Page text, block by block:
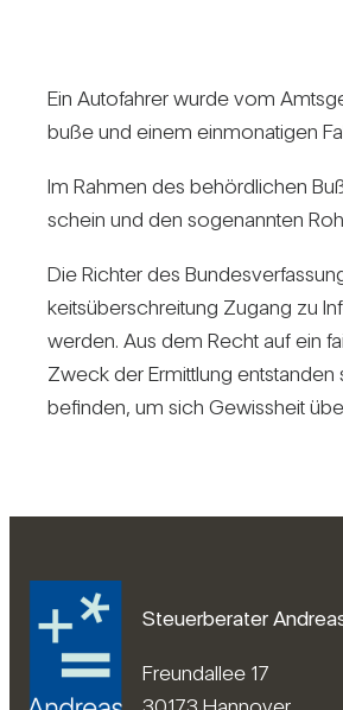
Ein Auto­fahrer wurde vom
buße und einem ein­mo­na­tigen
Im Rahmen des behörd­li­chen
schein und den soge­nannten
Die Richter des
keits­über­schrei­tung Zugang zu
werden. Aus dem Recht auf ein
Zweck der Ermitt­lung
befinden, um sich Gewiss­heit
Steuerberater
Freundallee 17